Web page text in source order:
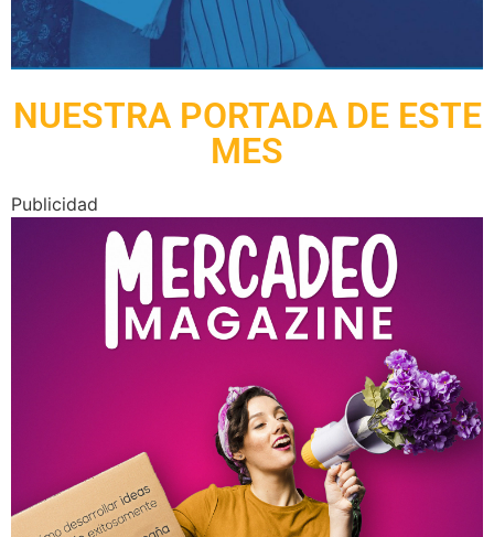
NUESTRA PORTADA DE ESTE
MES
Publicidad